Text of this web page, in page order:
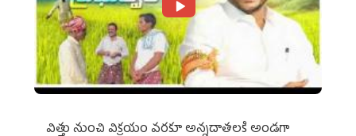
విత్తు నుంచి విక్రయం వరకూ అన్నదాతలకి అండగా